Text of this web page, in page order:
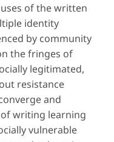
of the written
identity
by community
the fringes of
legitimated,
resistance
and
writing learning
vulnerable